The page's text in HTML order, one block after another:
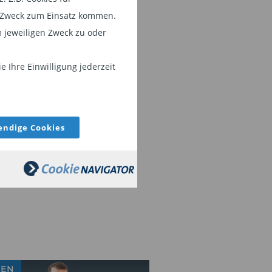
zum Einsatz kommen.
Zweck zu oder
Ihre Einwilligung jederzeit
Cookies